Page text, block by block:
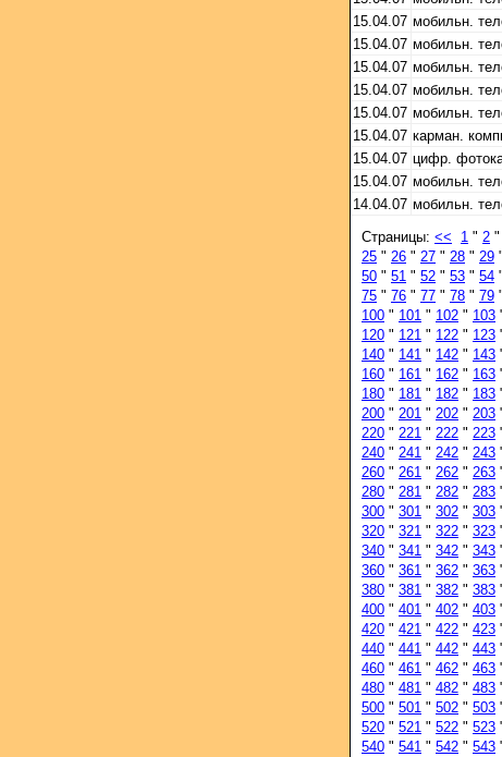
15.04.07 мобильн.
15.04.07 мобильн.
15.04.07 мобильн.
15.04.07 мобильн.
15.04.07 мобильн.
15.04.07 карман.
15.04.07 цифр.
15.04.07 мобильн.
14.04.07 мобильн.
Страницы: << 1 " 2 "
25 " 26 " 27 " 28 " 29 "
50 " 51 " 52 " 53 " 54 "
75 " 76 " 77 " 78 " 79 "
100 " 101 " 102 " 103
120 " 121 " 122 " 123
140 " 141 " 142 " 143
160 " 161 " 162 " 163
180 " 181 " 182 " 183
200 " 201 " 202 " 203
220 " 221 " 222 " 223
240 " 241 " 242 " 243
260 " 261 " 262 " 263
280 " 281 " 282 " 283
300 " 301 " 302 " 303
320 " 321 " 322 " 323
340 " 341 " 342 " 343
360 " 361 " 362 " 363
380 " 381 " 382 " 383
400 " 401 " 402 " 403
420 " 421 " 422 " 423
440 " 441 " 442 " 443
460 " 461 " 462 " 463
480 " 481 " 482 " 483
500 " 501 " 502 " 503
520 " 521 " 522 " 523
540 " 541 " 542 " 543